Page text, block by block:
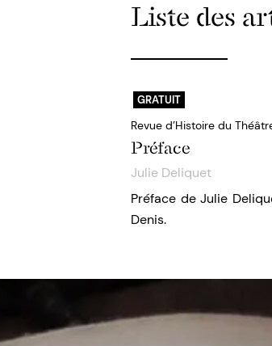
Liste des
GRATUIT
Revue d’Histoire du
Préface
Julie Deliquet
Préface de Julie
Denis.